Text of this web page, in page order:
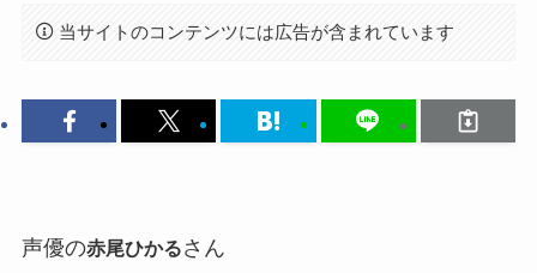
当サイトのコンテンツには広告が含まれています
声優の赤尾ひかるさん